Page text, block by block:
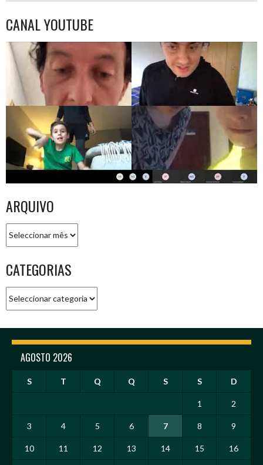
CANAL YOUTUBE
ARQUIVO
CATEGORIAS
AGOSTO 2026
S T Q Q S S D
1 2
3 4 5 6 7 8 9
10 11 12 13 14 15 16